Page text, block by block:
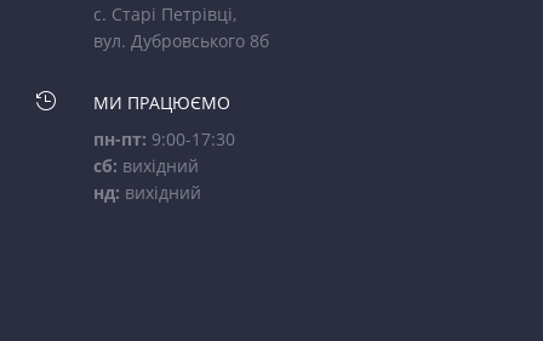
с. Старі Петрівці,
вул. Дубровського 8б

МИ ПРАЦЮЄМО
пн-пт: 9:00-17:30
сб: вихідний
нд: вихідний